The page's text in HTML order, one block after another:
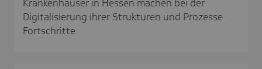
Krankenhäuser in Hessen machen bei der
Digitalisierung ihrer Strukturen und Prozesse
Fortschritte.